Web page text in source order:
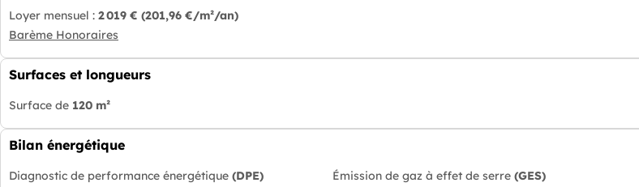
Loyer mensuel : 2 019 € (201,96 €/m²/an)
Barème Honoraires
Surfaces et longueurs
Surface de 120 m²
Bilan énergétique
Diagnostic de performance énergétique (DPE) Émission de gaz à effet de serre(GES)